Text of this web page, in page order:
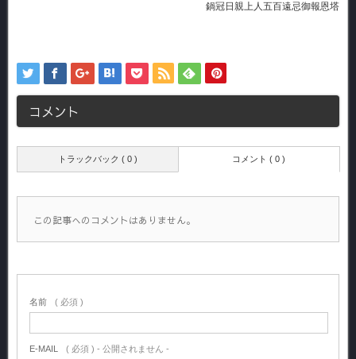
鍋冠日親上人五百遠忌御報恩塔
コメント
トラックバック ( 0 ) コメント ( 0 )
この記事へのコメントはありません。
名前 ( 必須 )
E-MAIL ( 必須 ) - 公開されません -